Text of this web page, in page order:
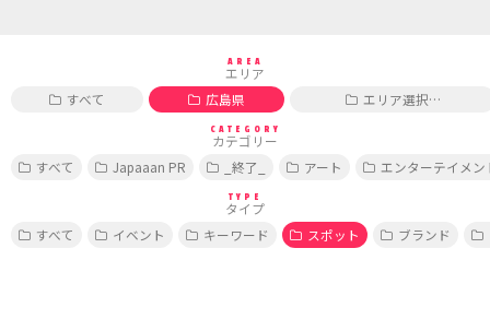
AREA
エリア
すべて
広島県 エリア選択…
CATEGORY
カテゴリー
すべて
Japaaan PR _終了_ アート エンターテイメン
TYPE
タイプ
すべて
イベント キーワード スポット ブランド